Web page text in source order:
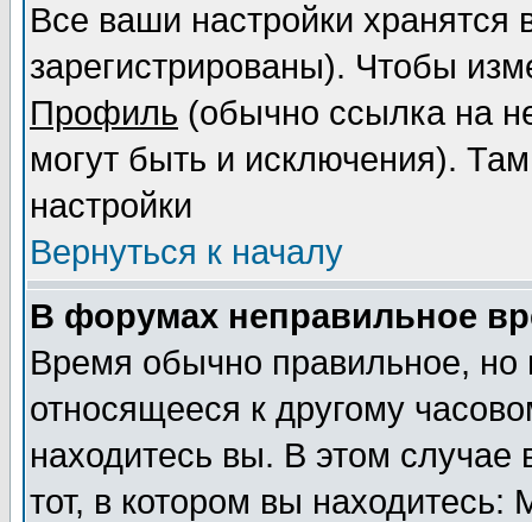
Все ваши настройки
зарегистрированы). Чтобы
Профиль (обычно ссылка на
могут быть и исключения).
настройки
Вернуться к началу
В форумах неправильное
Время обычно правильное,
относящееся к другому
находитесь вы. В этом
тот, в котором вы